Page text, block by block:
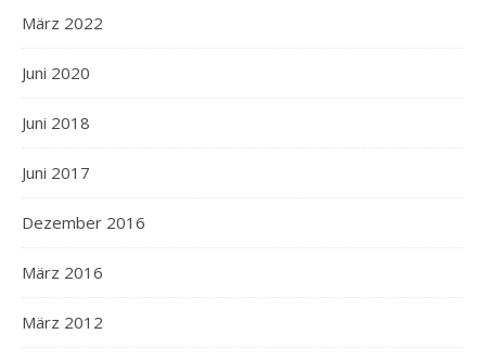
März 2022
Juni 2020
Juni 2018
Juni 2017
Dezember 2016
März 2016
März 2012